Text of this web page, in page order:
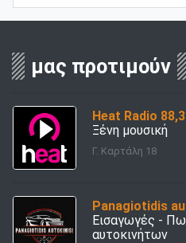
μας προτιμούν
Heat Radio 88,3
Ξένη μουσική
Γ. Καρτάλη 18
Panagiotidis
Εισαγωγές -
αυτοκινήτων